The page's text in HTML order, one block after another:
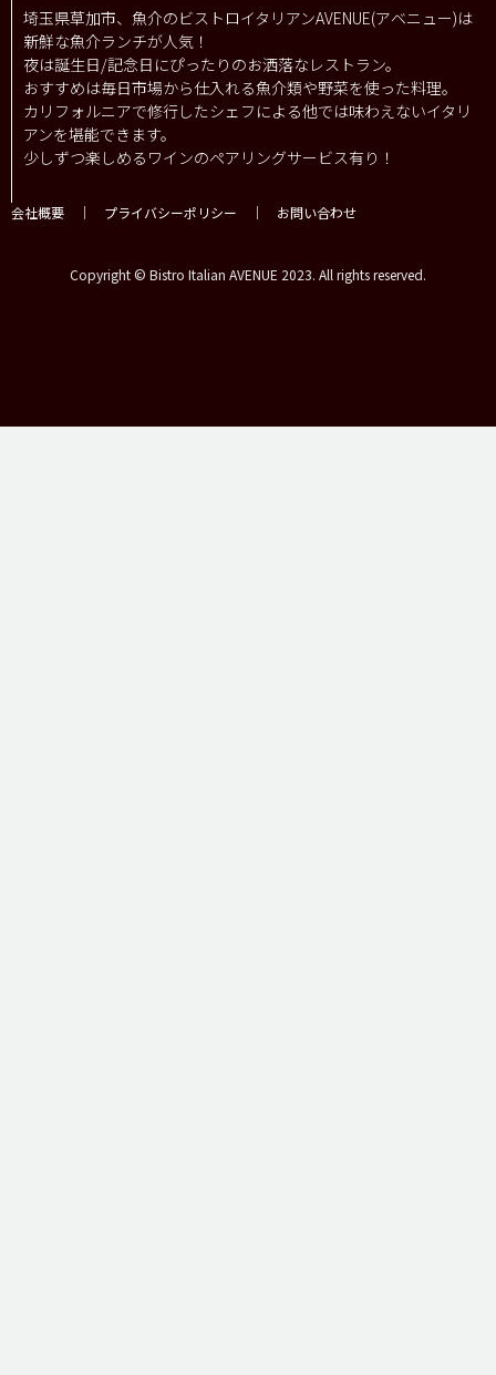
埼玉県草加市、魚介のビストロイタリアンAVENUE(アベニュー)は
新鮮な魚介ランチが人気！
夜は誕生日/記念日にぴったりのお洒落なレストラン。
おすすめは毎日市場から仕入れる魚介類や野菜を使った料理。
カリフォルニアで修行したシェフによる他では味わえないイタリ
アンを堪能できます。
少しずつ楽しめるワインのペアリングサービス有り！
会社概要 ｜ プライバシーポリシー ｜ お問い合わせ
Copyright © Bistro Italian AVENUE 2023. All rights reserved.